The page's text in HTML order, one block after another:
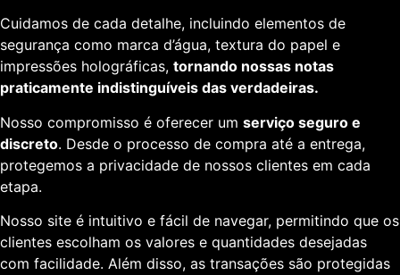
Cuidamos de cada detalhe, incluindo elementos de
segurança como marca d’água, textura do papel e
impressões holográficas, tornando nossas notas
praticamente indistinguíveis das verdadeiras.
Nosso compromisso é oferecer um serviço seguro e
discreto. Desde o processo de compra até a entrega,
protegemos a privacidade de nossos clientes em cada
etapa.
Nosso site é intuitivo e fácil de navegar, permitindo que os
clientes escolham os valores e quantidades desejadas
com facilidade. Além disso, as transações são protegidas